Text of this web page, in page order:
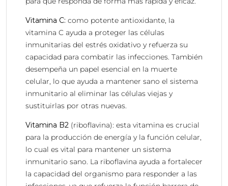
Vitamina C: como potente antioxidante, la
vitamina C ayuda a proteger las células
inmunitarias del estrés oxidativo y refuerza su
capacidad para combatir las infecciones. También
desempeña un papel esencial en la muerte
celular, lo que ayuda a mantener sano el sistema
inmunitario al eliminar las células viejas y
sustituirlas por otras nuevas.
Vitamina B2 (riboflavina): esta vitamina es crucial
para la producción de energía y la función celular,
lo cual es vital para mantener un sistema
inmunitario sano. La riboflavina ayuda a fortalecer
la capacidad del organismo para responder a las